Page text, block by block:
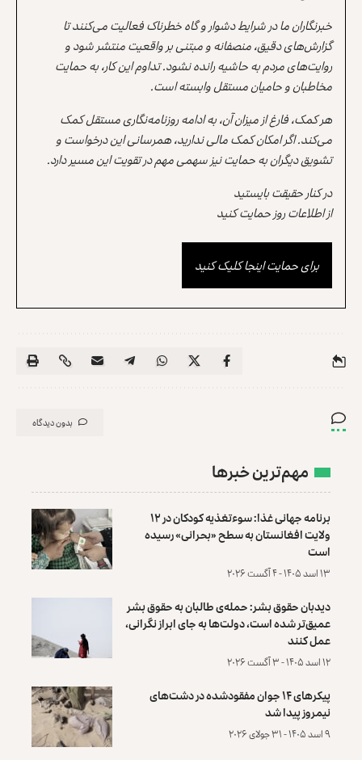
خبرنگاران ما در شرایط دشوار و گاه خطرناک فعالیت می‌کنند تا
گزارش‌های دقیق، منصفانه و مبتنی بر واقعیت منتشر شود و
روایت‌های مردم به حاشیه رانده نشود. تداوم این کار، به حمایت
مخاطبان و حامیان مستقل وابسته است.
هر کمک، فارغ از میزان آن، به ادامه روزنامه‌نگاری مستقل کمک
می‌کند. اگر امکان کمک مالی ندارید، همرسانی این درخواست و
تشویق دیگران به حمایت نیز سهمی مهم در تقویت این مسیر دارد.
در کنار حقیقت بایستید
از اطلاعات روز حمایت کنید
برای حمایت اینجا کلیک کنید
بدون دیدگاه
مهم‌ترین خبرها
برنامه جهانی غذا: سوءتغذیه کودکان در ۱۲
ولایت افغانستان به سطح «بحرانی» رسیده
است
۱۳ اسد ۱۴۰۵ - ۴ آگست ۲۰۲۶
دیدبان حقوق بشر: حمله‌ی طالبان به حقوق بشر
عمیق‌تر شده است، دولت‌ها به جای ابراز نگرانی،
عمل کنند
۱۲ اسد ۱۴۰۵ - ۳ آگست ۲۰۲۶
پیکرهای ۱۴ جوان مفقودشده در دشت‌های
نیمروز پیدا شد
۹ اسد ۱۴۰۵ - ۳۱ جولای ۲۰۲۶